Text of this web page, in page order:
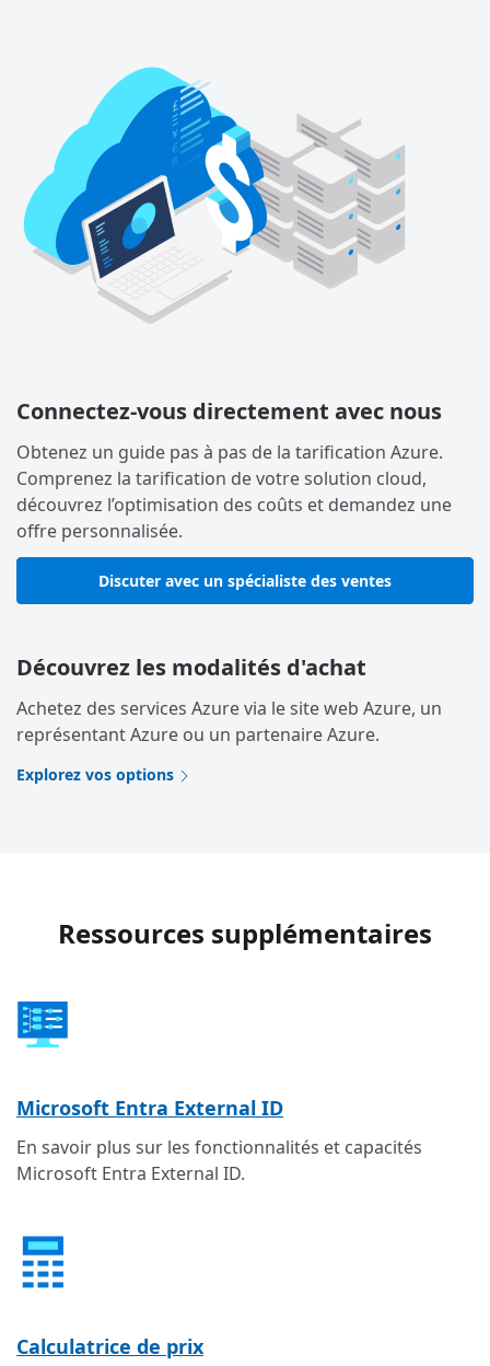
Connectez-vous directement avec nous
Obtenez un guide pas à pas de la tarification Azure.
Comprenez la tarification de votre solution cloud,
découvrez l’optimisation des coûts et demandez une
offre personnalisée.
Discuter avec un spécialiste des ventes
Découvrez les modalités d'achat
Achetez des services Azure via le site web Azure, un
représentant Azure ou un partenaire Azure.
Explorez vos options
Ressources supplémentaires
Microsoft Entra External ID
En savoir plus sur les fonctionnalités et capacités
Microsoft Entra External ID.
Calculatrice de prix